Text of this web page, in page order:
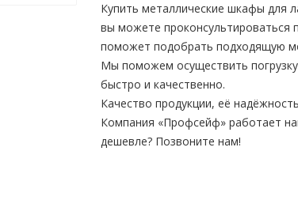
Купить металлические шкафы для
вы можете проконсультироваться
поможет подобрать подходящую
Мы поможем осуществить
быстро и качественно.
Качество продукции, её
Компания «Профсейф» работает
дешевле? Позвоните нам!